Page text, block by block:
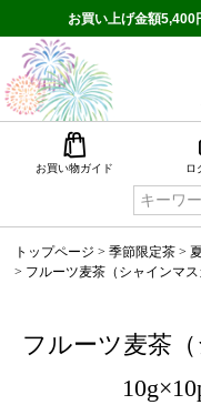
お買い上げ金額5,400
お買い物ガイド ロ
トップページ 季節限定茶
フルーツ麦茶（シャインマ
フルーツ麦茶